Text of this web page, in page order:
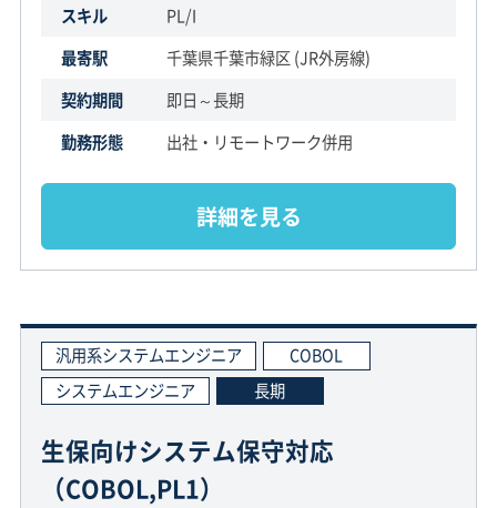
スキル
PL/I
最寄駅
千葉県千葉市緑区 (JR外房線)
契約期間
即日～長期
勤務形態
出社・リモートワーク併用
詳細を見る
汎用系システムエンジニア
COBOL
システムエンジニア
長期
生保向けシステム保守対応
（COBOL,PL1）